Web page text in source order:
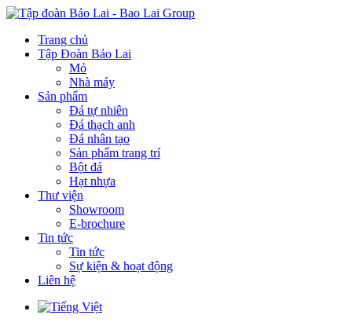
Trang chủ
Tập Đoàn Bảo Lai
Mỏ
Nhà máy
Sản phẩm
Đá tự nhiên
Đá thạch anh
Đá nhân tạo
Sản phẩm trang trí
Bột đá
Hạt nhựa
Thư viện
Showroom
E-brochure
Tin tức
Tin tức
Sự kiện & hoạt động
Liên hệ